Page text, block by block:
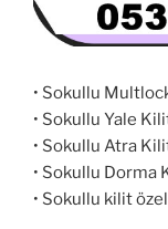
• Sokullu
• Sokullu Yale
• Sokullu Atra
• Sokullu Dorma
• Sokullu kilit